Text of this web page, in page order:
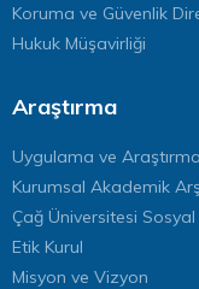
Koruma ve Güvenlik
Hukuk Müşavirliği
Araştırma
Uygulama ve
Kurumsal Akademik
Çağ Üniversitesi
Etik Kurul
Misyon ve Vizyon